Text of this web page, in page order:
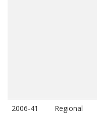
2006-41 Regional